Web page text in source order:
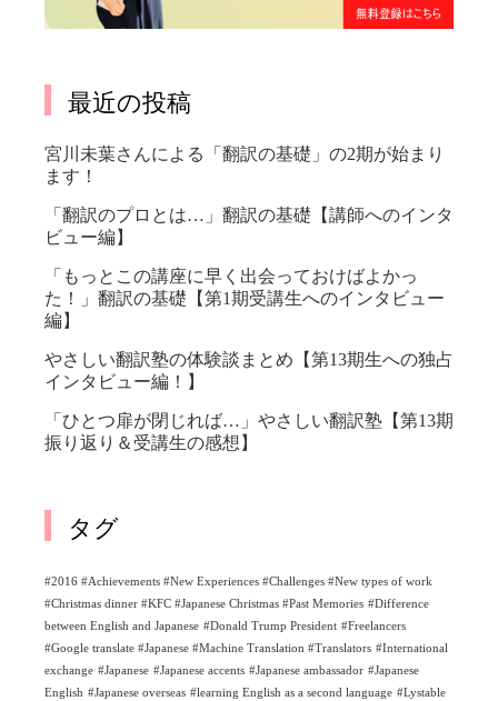
最近の投稿
宮川未葉さんによる「翻訳の基礎」の2期が始まり
ます！
「翻訳のプロとは…」翻訳の基礎【講師へのインタ
ビュー編】
「もっとこの講座に早く出会っておけばよかっ
た！」翻訳の基礎【第1期受講生へのインタビュー
編】
やさしい翻訳塾の体験談まとめ【第13期生への独占
インタビュー編！】
「ひとつ扉が閉じれば…」やさしい翻訳塾【第13期
振り返り＆受講生の感想】
タグ
#2016 #Achievements #New Experiences #Challenges #New types of work
#Christmas dinner #KFC #Japanese Christmas #Past Memories #Difference
between English and Japanese #Donald Trump President #Freelancers
#Google translate #Japanese #Machine Translation #Translators #International
exchange #Japanese #Japanese accents #Japanese ambassador #Japanese
English #Japanese overseas #learning English as a second language #Lystable